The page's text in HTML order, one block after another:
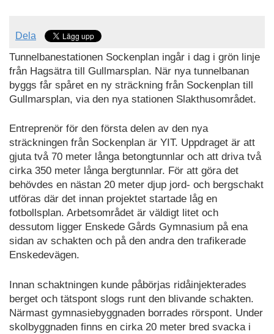
Dela
Tunnelbanestationen Sockenplan ingår i dag i grön linje
från Hagsätra till Gullmarsplan. När nya tunnelbanan
byggs får spåret en ny sträckning från Sockenplan till
Gullmarsplan, via den nya stationen Slakthusområdet.
Entreprenör för den första delen av den nya
sträckningen från Sockenplan är YIT. Uppdraget är att
gjuta två 70 meter långa betongtunnlar och att driva två
cirka 350 meter långa bergtunnlar. För att göra det
behövdes en nästan 20 meter djup jord- och bergschakt
utföras där det innan projektet startade låg en
fotbollsplan. Arbetsområdet är väldigt litet och
dessutom ligger Enskede Gårds Gymnasium på ena
sidan av schakten och på den andra den trafikerade
Enskedevägen.
Innan schaktningen kunde påbörjas ridåinjekterades
berget och tätspont slogs runt den blivande schakten.
Närmast gymnasiebyggnaden borrades rörspont. Under
skolbyggnaden finns en cirka 20 meter bred svacka i